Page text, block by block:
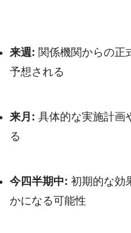
来週: 関係機関からの正
予想される
来月: 具体的な実施計画
る
今四半期中: 初期的な効
かになる可能性